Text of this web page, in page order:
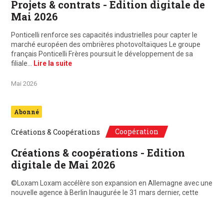
Projets & contrats - Edition digitale de
Mai 2026
Ponticelli renforce ses capacités industrielles pour capter le
marché européen des ombrières photovoltaïques Le groupe
français Ponticelli Frères poursuit le développement de sa
filiale…
Lire la suite
Mai 2026
Abonné
Créations & Coopérations Coopération
Créations & coopérations - Edition
digitale de Mai 2026
©Loxam Loxam accélère son expansion en Allemagne avec une
nouvelle agence à Berlin Inaugurée le 31 mars dernier, cette